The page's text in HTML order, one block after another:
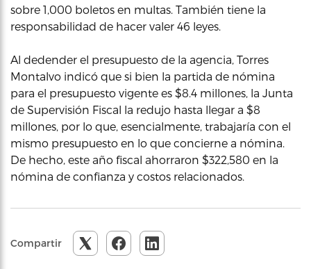
sobre 1,000 boletos en multas. También tiene la
responsabilidad de hacer valer 46 leyes.
Al dedender el presupuesto de la agencia, Torres
Montalvo indicó que si bien la partida de nómina
para el presupuesto vigente es $8.4 millones, la Junta
de Supervisión Fiscal la redujo hasta llegar a $8
millones, por lo que, esencialmente, trabajaría con el
mismo presupuesto en lo que concierne a nómina.
De hecho, este año fiscal ahorraron $322,580 en la
nómina de confianza y costos relacionados.
Compartir